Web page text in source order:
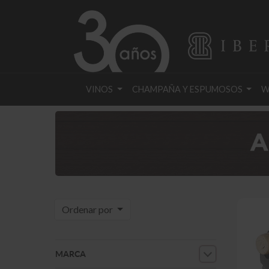
VINOS CHAMPAÑA Y ESPUMOSOS
Ordenar por
MARCA